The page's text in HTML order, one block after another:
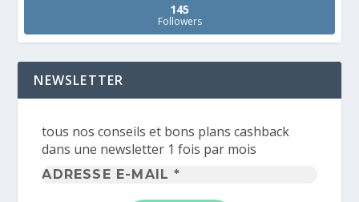
145
Followers
NEWSLETTER
tous nos conseils et bons plans cashback
dans une newsletter 1 fois par mois
Adresse